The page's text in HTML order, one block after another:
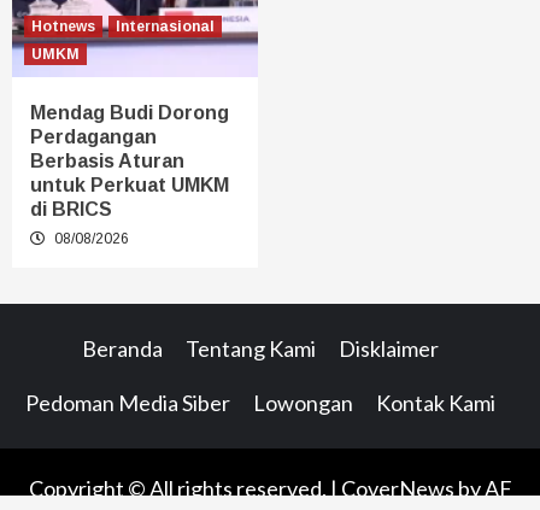
Hotnews
Internasional
UMKM
Mendag Budi Dorong
Perdagangan
Berbasis Aturan
untuk Perkuat UMKM
di BRICS
08/08/2026
Beranda Tentang Kami Disklaimer
Pedoman Media Siber Lowongan Kontak Kami
Copyright © All rights reserved.|CoverNewsby AF